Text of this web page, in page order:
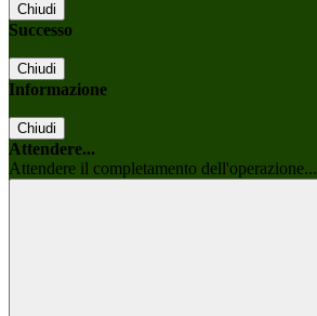
Chiudi
Successo
Chiudi
Informazione
Chiudi
Attendere...
Attendere il completamento dell'operazione...